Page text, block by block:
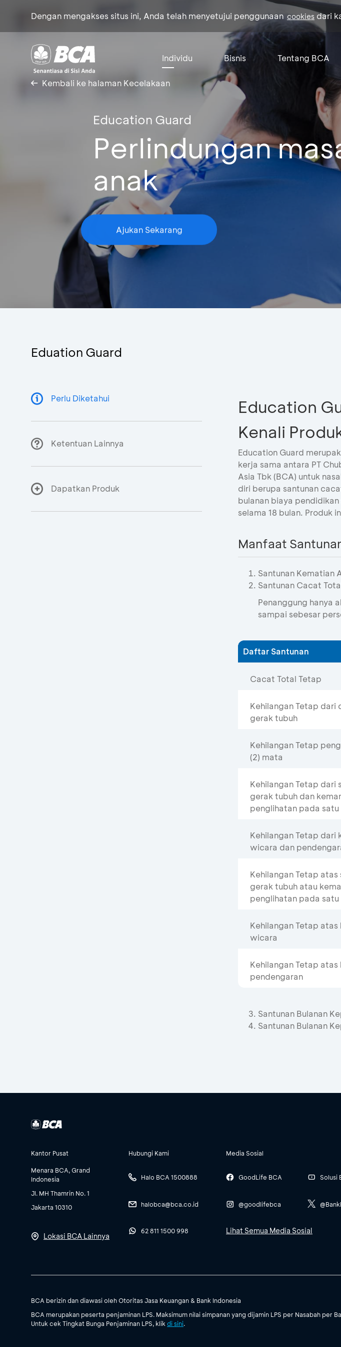
Dengan mengakses situs ini, Anda telah menyetujui penggunaan cookies dari
Individu Bisnis Tentang BCA
Kembali ke halaman Kecelakaan
Education Guard
Perlindungan
anak
Ajukan Sekarang
Eduation Guard
Perlu Diketahui
Ketentuan Lainnya
Dapatkan Produk
Education
Kenali
Education Guard
kerja sama antara PT
Asia Tbk (BCA) untuk
diri berupa santunan
bulanan biaya pendidikan
selama 18 bulan. Produk
Manfaat
Santunan Kematian
Santunan Cacat
Penanggung hanya
sampai sebesar
Daftar Santunan
Cacat Total Tetap
Kehilangan Tetap dari
gerak tubuh
Kehilangan Tetap
(2) mata
Kehilangan Tetap dari
gerak tubuh dan
penglihatan pada satu
Kehilangan Tetap dari
wicara dan
Kehilangan Tetap atas
gerak tubuh atau
penglihatan pada satu
Kehilangan Tetap
wicara
Kehilangan Tetap
pendengaran
Santunan Bulanan
Santunan Bulanan
Kantor Pusat
Menara BCA, Grand
Indonesia
Jl. MH Thamrin No. 1
Jakarta 10310
Lokasi BCA Lainnya
Hubungi Kami
Halo BCA 1500888
halobca@bca.co.id
62 811 1500 998
Media Sosial
GoodLife BCA
@goodlifebca
Solusi
Lihat Semua Media Sosial
BCA berizin dan diawasi oleh Otoritas Jasa Keuangan & Bank Indonesia
BCA merupakan peserta penjaminan LPS. Maksimum nilai simpanan yang dijamin LPS per Nasabah per
Untuk cek Tingkat Bunga Penjaminan LPS, klikdi sini.